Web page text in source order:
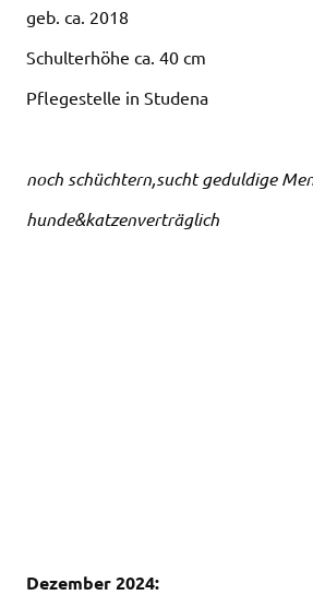
geb. ca. 2018
Schulterhöhe ca. 40 cm
Pflegestelle in Studena
noch schüchtern,sucht geduldige
hunde&katzenverträglich
Dezember 2024: